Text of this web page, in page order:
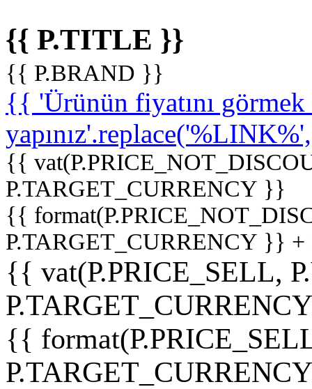
{{ P.TITLE }}
{{ P.BRAND }}
{{ 'Ürünün fiyatını
{{
P.TARGET_CURRENCY }}
{{
P.TARGET_CURRENCY }}
{{ vat(P.PRICE_SELL,
{{